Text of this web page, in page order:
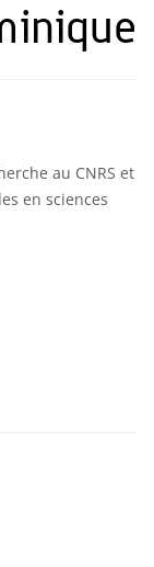
au CNRS et
en sciences